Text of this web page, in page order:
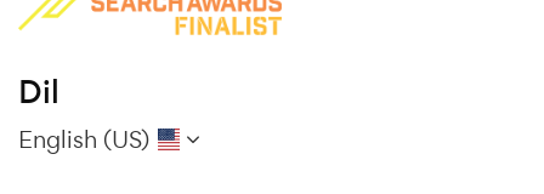
Dil
English (US)